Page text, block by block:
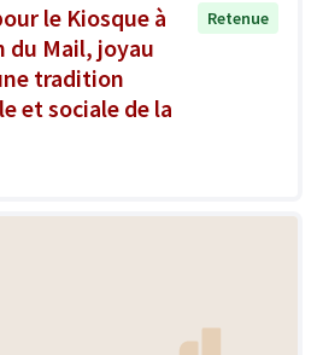
le Kiosque à
du Mail, joyau
tradition
et sociale de la
Retenue